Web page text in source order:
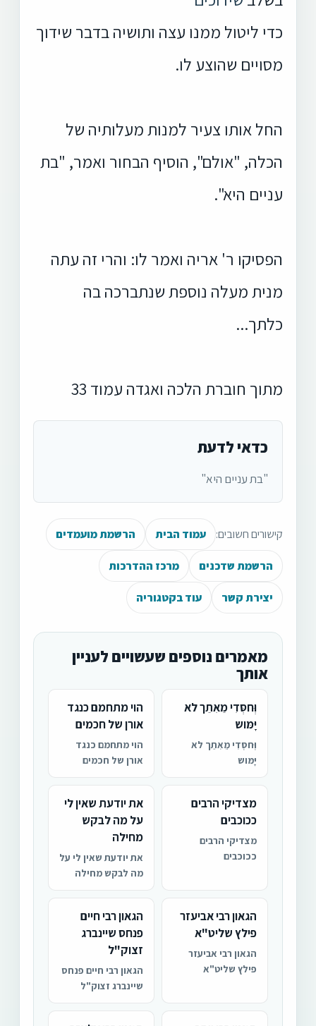
כדי ליטול ממנו עצה ותושיה בדבר שידוך
מסויים שהוצע לו.
החל אותו צעיר למנות מעלותיה של
הכלה, "אולם", הוסיף הבחור ואמר, "בת
עניים היא".
הפסיקו ר' אריה ואמר לו: והרי זה עתה
מנית מעלה נוספת שנתברכה בה
כלתך...
מתוך חוברת הלכה ואגדה עמוד 33
כדאי לדעת
"בת עניים היא"
קישורים חשובים: עמוד הבית הרשמת מועמדים
הרשמת שדכנים מרכז ההדרכות
יצירת קשר עוד בקטגוריה
מאמרים נוספים שעשויים לעניין
אותך
וְּחסְּדִי מֵאִתֵך לא
יָּמּוש
וְּחסְּדִי מֵאִתֵך לא
יָּמּוש
הוי מתחמם כנגד
אורן של חכמים
הוי מתחמם כנגד
אורן של חכמים
מצדיקי הרבים
ככוכבים
מצדיקי הרבים
ככוכבים
את יודעת שאין לי
על מה לבקש
מחילה
את יודעת שאין לי על
מה לבקש מחילה
הגאון רבי אביעזר
פילץ שליט"א
הגאון רבי אביעזר
פילץ שליט"א
הגאון רבי חיים
פנחס שיינברג
זצוק"ל
הגאון רבי חיים פנחס
שיינברג זצוק"ל